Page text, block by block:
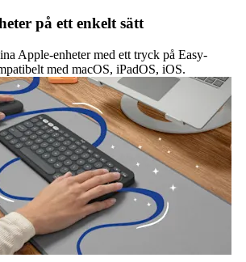
på ett enkelt sätt
Apple-enheter med ett tryck på Easy-
med macOS, iPadOS, iOS.